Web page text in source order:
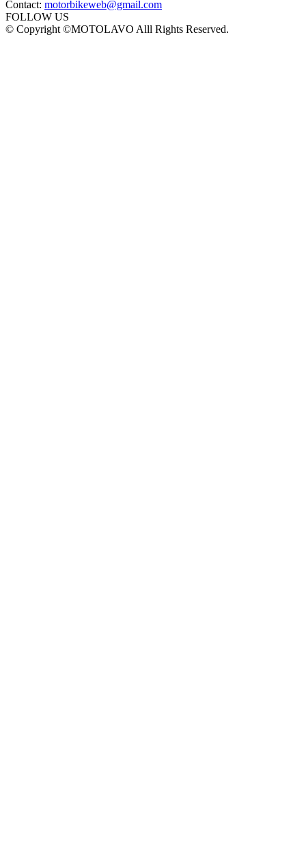
Contact: motorbikeweb@gmail.com
FOLLOW US
© Copyright ©MOTOLAVO Alll Rights Reserved.